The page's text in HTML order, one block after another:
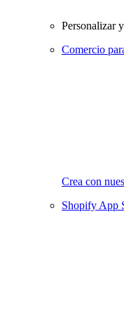
Personalizar
Comercio
Crea con
Shopify App